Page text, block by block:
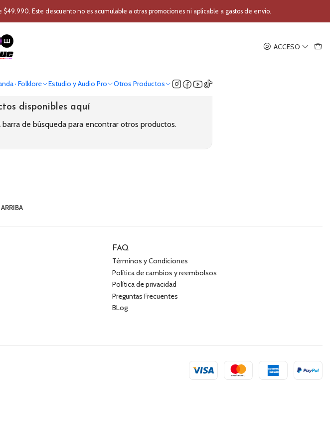
ACCESO
· Folklore Estudio y Audio Pro Otros Productos
Este descuento no es acumulable a otras promociones ni aplicable a gastos de envío.
y DJ DJ Reproductor Medios
Medios
disponibles aquí
de búsqueda para encontrar otros productos.
FAQ
Términos y Condiciones
Política de cambios y reembolsos
Política de privacidad
Preguntas Frecuentes
BLog